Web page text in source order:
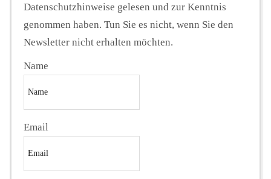
Datenschutzhinweise gelesen und zur Kenntnis
genommen haben. Tun Sie es nicht, wenn Sie den
Newsletter nicht erhalten möchten.
Name
Email